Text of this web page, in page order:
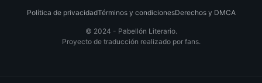
Política de privacidadTérminos y condicionesDerechos y DMCA
© 2024 - Pabellón Literario.
Proyecto de traducción realizado por fans.